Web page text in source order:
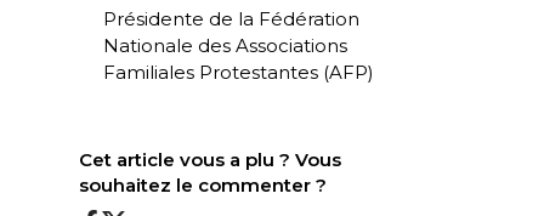
Présidente de la Fédération
Nationale des Associations
Familiales Protestantes (AFP)
Cet article vous a plu ? Vous
souhaitez le commenter ?